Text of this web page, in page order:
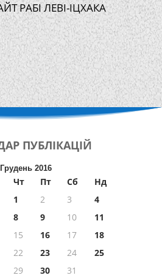
РАБІ ЛЕВІ-ІЦХАКА
ПУБЛІКАЦІЙ
Грудень 2016
Чт Пт Сб
Нд
1
2 3
4
8 9 10
11
15 16 17
18
22 23 24
25
29 30
31